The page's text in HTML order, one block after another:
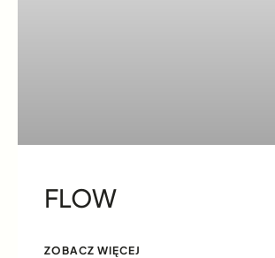
FLOW
ZOBACZ WIĘCEJ